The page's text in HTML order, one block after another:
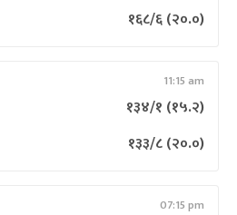
१६८/६(२०.०)
11:15 am
१३४/१ (१५.२)
१३३/८(२०.०)
07:15 pm